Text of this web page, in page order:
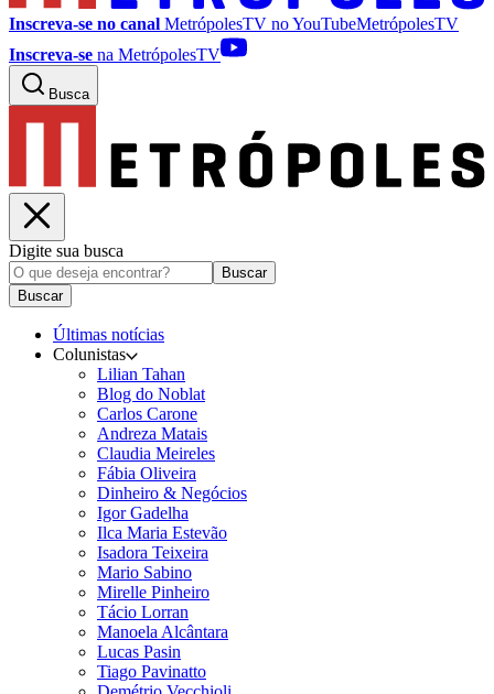
Inscreva-se no canal MetrópolesTV noYouTubeMetrópolesTV
Inscreva-se na MetrópolesTV
Busca
Digite sua busca
Buscar
Buscar
Últimas notícias
Colunistas
Lilian Tahan
Blog do Noblat
Carlos Carone
Andreza Matais
Claudia Meireles
Fábia Oliveira
Dinheiro & Negócios
Igor Gadelha
Ilca Maria Estevão
Isadora Teixeira
Mario Sabino
Mirelle Pinheiro
Tácio Lorran
Manoela Alcântara
Lucas Pasin
Tiago Pavinatto